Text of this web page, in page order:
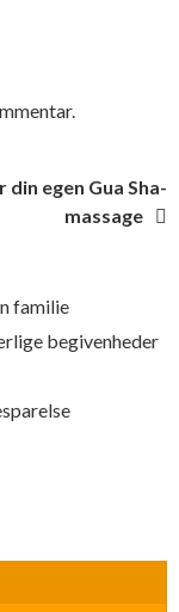
din egen Gua Sha-
massage
familie
begivenheder